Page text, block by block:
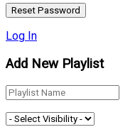
Log In
Add New Playlist